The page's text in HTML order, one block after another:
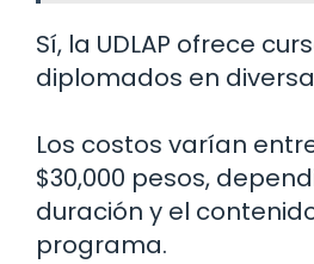
Sí, la UDLAP ofrece
diplomados en
Los costos varían
$30,000 pesos,
duración y el
programa.